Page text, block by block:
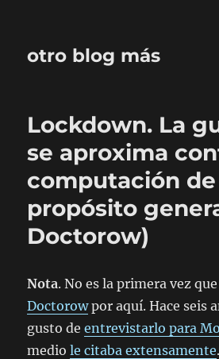
otro blog más
Lockdown. La
se aproxima
computación de
propósito
Doctorow)
Nota. No es la primera vez
Doctorowpor aquí. Hace seis
gusto deentrevistarlo para
mediole citaba extensamente